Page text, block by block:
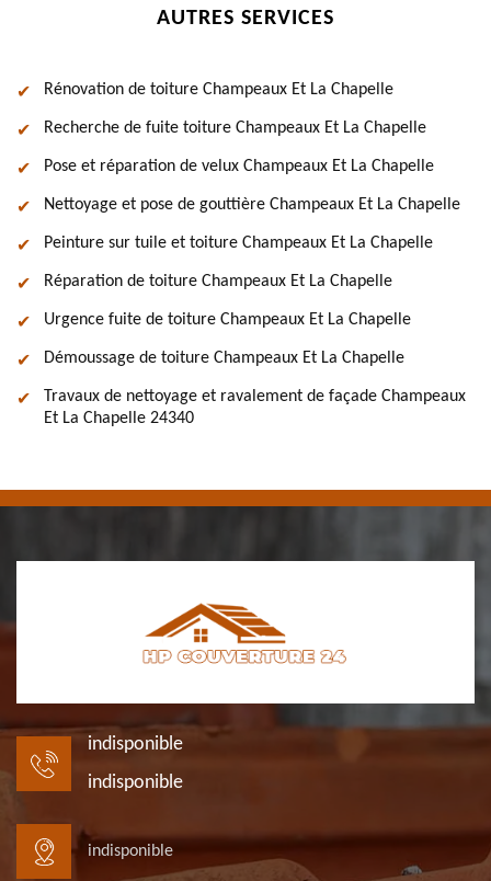
AUTRES SERVICES
Rénovation de toiture Champeaux Et La Chapelle
Recherche de fuite toiture Champeaux Et La Chapelle
Pose et réparation de velux Champeaux Et La Chapelle
Nettoyage et pose de gouttière Champeaux Et La Chapelle
Peinture sur tuile et toiture Champeaux Et La Chapelle
Réparation de toiture Champeaux Et La Chapelle
Urgence fuite de toiture Champeaux Et La Chapelle
Démoussage de toiture Champeaux Et La Chapelle
Travaux de nettoyage et ravalement de façade Champeaux
Et La Chapelle 24340
indisponible
indisponible
indisponible